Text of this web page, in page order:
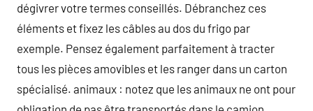
dégivrer votre termes conseillés. Débranchez ces
éléments et fixez les câbles au dos du frigo par
exemple. Pensez également parfaitement à tracter
tous les pièces amovibles et les ranger dans un carton
spécialisé. animaux : notez que les animaux ne ont pour